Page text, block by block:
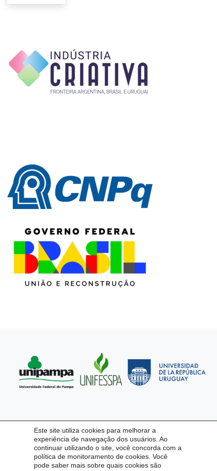
Este site utiliza cookies para melhorar a
experiência de navegação dos usuários. Ao
continuar utilizando o site, você concorda com a
política de monitoramento de cookies. Você
pode saber mais sobre quais cookies são